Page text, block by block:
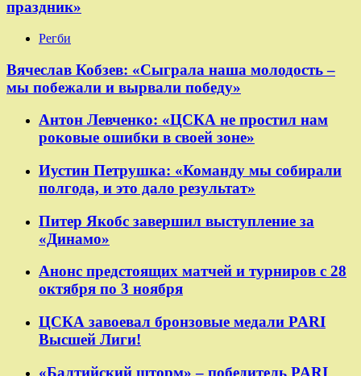
праздник»
Регби
Вячеслав Кобзев: «Сыграла наша молодость –
мы побежали и вырвали победу»
Антон Левченко: «ЦСКА не простил нам
роковые ошибки в своей зоне»
Иустин Петрушка: «Команду мы собирали
полгода, и это дало результат»
Питер Якобс завершил выступление за
«Динамо»
Анонс предстоящих матчей и турниров с 28
октября по 3 ноября
ЦСКА завоевал бронзовые медали PARI
Высшей Лиги!
«Балтийский шторм» – победитель PARI